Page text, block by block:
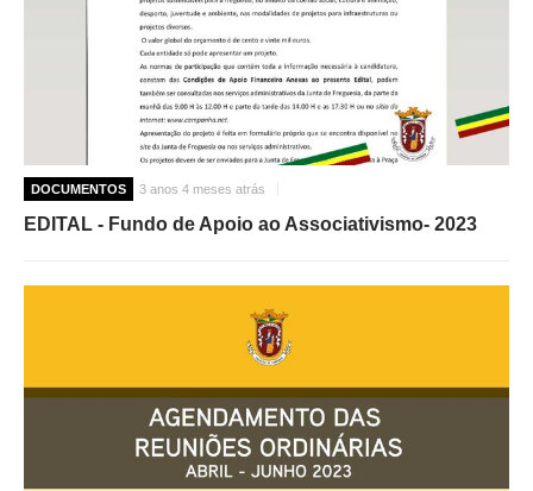
DOCUMENTOS 3 anos 4 meses atrás
EDITAL - Fundo de Apoio ao Associativismo- 2023